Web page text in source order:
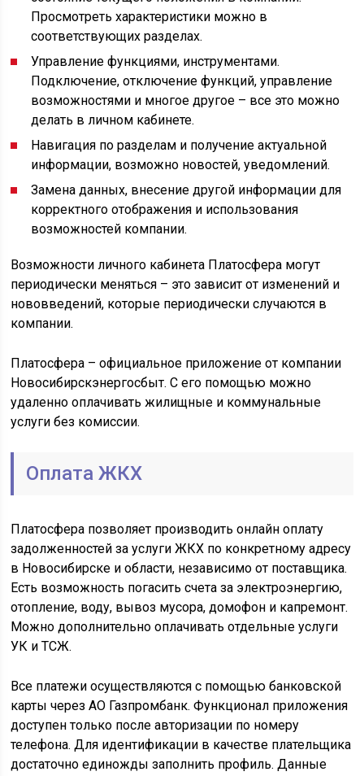
Просмотреть характеристики можно в
соответствующих разделах.
Управление функциями, инструментами.
Подключение, отключение функций, управление
возможностями и многое другое – все это можно
делать в личном кабинете.
Навигация по разделам и получение актуальной
информации, возможно новостей, уведомлений.
Замена данных, внесение другой информации для
корректного отображения и использования
возможностей компании.
Возможности личного кабинета Платосфера могут
периодически меняться – это зависит от изменений и
нововведений, которые периодически случаются в
компании.
Платосфера – официальное приложение от компании
Новосибирскэнергосбыт. С его помощью можно
удаленно оплачивать жилищные и коммунальные
услуги без комиссии.
Оплата ЖКХ
Платосфера позволяет производить онлайн оплату
задолженностей за услуги ЖКХ по конкретному адресу
в Новосибирске и области, независимо от поставщика.
Есть возможность погасить счета за электроэнергию,
отопление, воду, вывоз мусора, домофон и капремонт.
Можно дополнительно оплачивать отдельные услуги
УК и ТСЖ.
Все платежи осуществляются с помощью банковской
карты через АО Газпромбанк. Функционал приложения
доступен только после авторизации по номеру
телефона. Для идентификации в качестве плательщика
достаточно единожды заполнить профиль. Данные